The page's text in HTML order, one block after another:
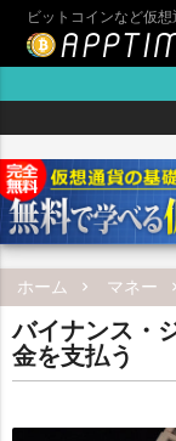
ビットコインなど仮
ホーム マネー
バイナンス・
金を支払う